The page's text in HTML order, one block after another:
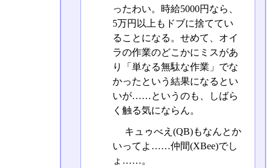
ったわい。時給5000円なら、
5万円以上もドブに捨ててい
ることになる。せめて、オイ
ラの作業のどこかにミスがあ
り「単なる無駄な作業」でな
かったという結果になるとい
いが……というのも、しばら
く触る気にならん。
キュゥべえ(QB)もなんとか
いってよ……仲間(XBee)でし
ょ……。